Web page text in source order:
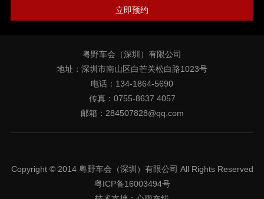
立即预约
粤野车会（深圳）有限公司
地址：深圳市南山区白芒关松白路1023号
电话：134-1864-5690
传真：0755-8637 4057
邮箱：284507828@qq.com
Copyright © 2014 粤野车会（深圳）有限公司 All Rights Reserved
粤ICP备16003494号